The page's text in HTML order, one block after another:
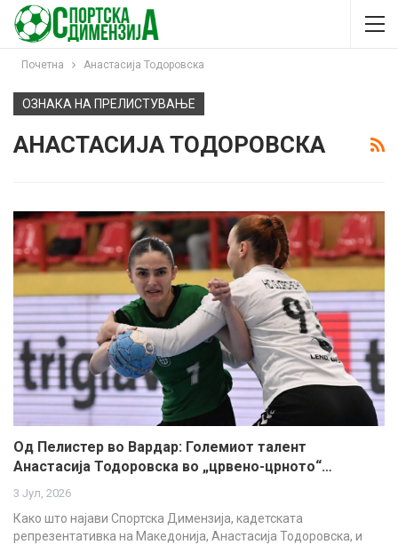
Почетна Анастасија Тодоровска
ОЗНАКА НА ПРЕЛИСТУВАЊЕ
АНАСТАСИЈА ТОДОРОВСКА
Од Пелистер во Вардар: Големиот талент
Анастасија Тодоровска во „црвено-црното“…
3 Јул, 2026
Како што најави Спортска Димензија, кадетската
репрезентативка на Македонија, Анастасија Тодоровска, и